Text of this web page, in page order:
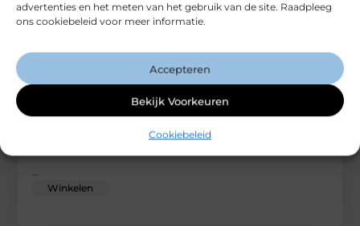
advertenties en het meten van het gebruik van de site. Raadpleeg
ons cookiebeleid voor meer informatie.
Accepteren
Bekijk Voorkeuren
Cookiebeleid
Perfectie in Kapsels Herenkapper in Dordrecht
Op zoek naar een plek waar vakmanschap en stijl
samenkomen? Welkom bij de wereld van Hernekapper in
Winkelen